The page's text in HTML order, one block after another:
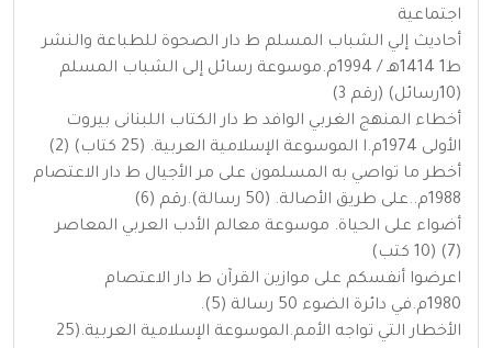
اجتماعية
أحاديث إلي الشباب المسلم ط دار الصحوة للطباعة والنشر
ط1 1414هـ / 1994م.موسوعة رسائل إلى الشباب المسلم
(10رسائل) (رقم 3)
أخطاء المنهج الغربي الوافد ط دار الكتاب اللبنانى بيروت
الأولى 1974م.ا الموسوعة الإسلامية العربية. (25 كتاب) (2)
أخطر ما تواصي به المسلمون على مر الأجيال ط دار الاعتصام
1988م..على طريق الأصالة. (50 رسالة).رقم (6)
أضواء على الحياة. موسوعة معالم الأدب العربي المعاصر
(7) (10 كتب)
اعرضوا أنفسكم على موازين القرآن ط دار الاعتصام
1980م.في دائرة الضوء 50 رسالة (5).
الأخطار التي تواجه الأمم.الموسوعة الإسلامية العربية.(25